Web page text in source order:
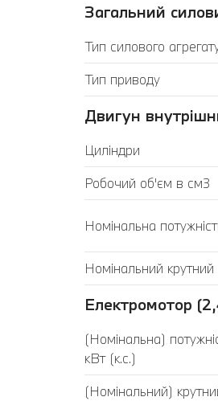
Загальний
Тип силового
Тип приводу
Двигун
Циліндри
Робочий об'єм в см3
Номінальна
Номінальний
Електромотор
(Номінальна)
кВт (к.с.)
(Номінальний)